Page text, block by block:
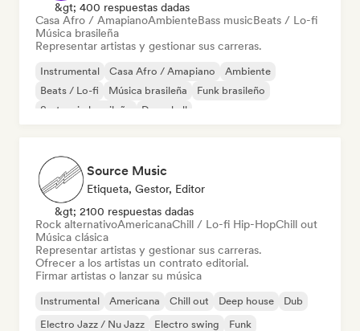
&gt; 400 respuestas dadas
Casa Afro / AmapianoAmbienteBass musicBeats / Lo-fi
Música brasileña
Representar artistas y gestionar sus carreras.
Instrumental Casa Afro / Amapiano
Ambiente
Beats / Lo-fi
Música brasileña
Funk brasileño
Sertanejo brasileño
Dancehall
Source Music
Etiqueta, Gestor, Editor
&gt; 2100 respuestas dadas
Rock alternativoAmericanaChill / Lo-fi Hip-HopChill out
Música clásica
Representar artistas y gestionar sus carreras.
Ofrecer a los artistas un contrato editorial.
Firmar artistas o lanzar su música
Instrumental Americana Chill out Deep house
Dub
Electro Jazz / Nu Jazz
Electro swing Funk